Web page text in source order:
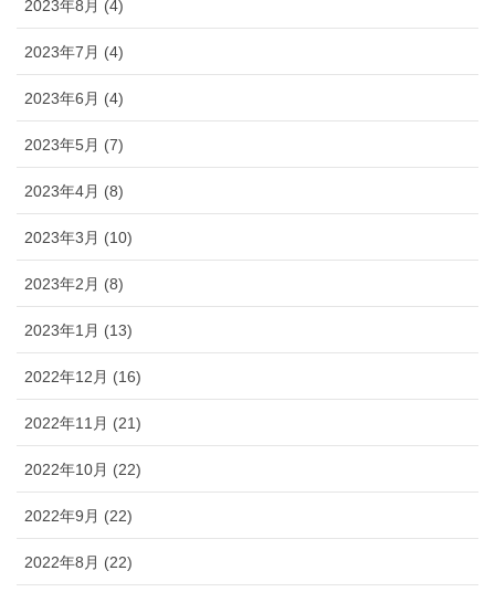
2023年8月 (4)
2023年7月 (4)
2023年6月 (4)
2023年5月 (7)
2023年4月 (8)
2023年3月 (10)
2023年2月 (8)
2023年1月 (13)
2022年12月 (16)
2022年11月 (21)
2022年10月 (22)
2022年9月 (22)
2022年8月 (22)